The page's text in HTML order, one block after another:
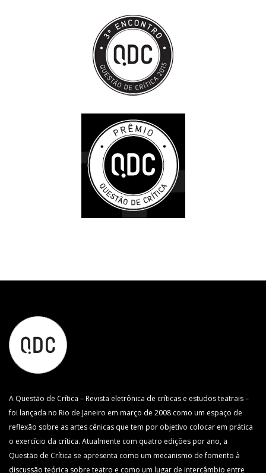
A Questão de Crítica – Revista eletrônica de críticas e estudos teatrais –
foi lançada no Rio de Janeiro em março de 2008 como um espaço de
reflexão sobre as artes cênicas que tem por objetivo colocar em prática
o exercício da crítica. Atualmente com quatro edições por ano, a
Questão de Crítica se apresenta como um mecanismo de fomento à
discussão teórica sobre teatro e como um lugar de intercâmbio entre